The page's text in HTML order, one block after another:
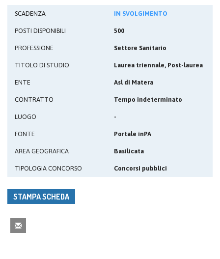
SCADENZA IN SVOLGIMENTO
POSTI DISPONIBILI 500
PROFESSIONE Settore Sanitario
TITOLO DI STUDIO Laurea triennale, Post-laurea
ENTE Asl di Matera
CONTRATTO Tempo indeterminato
LUOGO -
FONTE Portale inPA
AREA GEOGRAFICA Basilicata
TIPOLOGIA CONCORSO Concorsi pubblici
STAMPA SCHEDA